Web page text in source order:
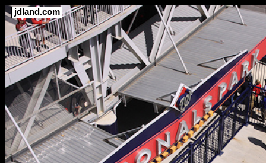
jdland.com